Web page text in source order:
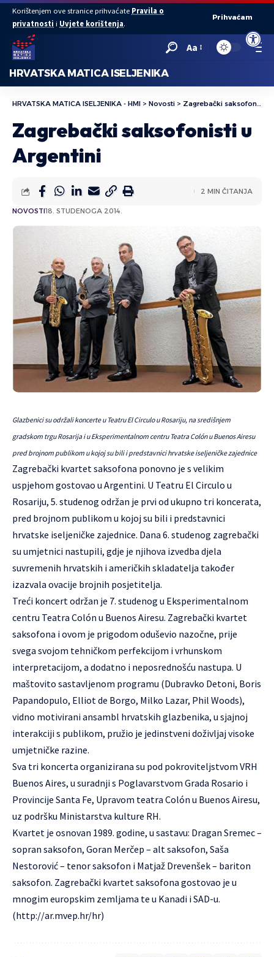
Open
Korištenjem ove stranice prihvaćate Pravila o
privatnosti i Uvjete korištenja.
Prihvaćam
Aa
HRVATSKA MATICA ISELJENIKA
HRVATSKA MATICA ISELJENIKA - HMI > Novosti > Zagrebački saksofonisti u Argentini
Zagrebački saksofonisti u
Argentini
NOVOSTI18. STUDENOGA 2014.
2 MIN ČITANJA
Glazbenici su održali koncerte u Teatru El Circulo u Rosariju, na središnjem
gradskom trgu Rosarija i u Eksperimentalnom centru Teatra Colón u Buenos Airesu
pred brojnom publikom u kojoj su bili i predstavnici hrvatske iseljeničke zajednice
Zagrebački kvartet saksofona ponovno je s velikim
uspjehom gostovao u Argentini. U Teatru El Circulo u
Rosariju, 5. studenog održan je prvi od ukupno tri koncerata,
pred brojnom publikom u kojoj su bili i predstavnici
hrvatske iseljeničke zajednice. Dana 6. studenog zagrebački
su umjetnici nastupili, gdje je njihova izvedba djela
suvremenih hrvatskih i američkih skladatelja također
izazvala ovacije brojnih posjetitelja.
Treći koncert održan je 7. studenog u Eksperimentalnom
centru Teatra Colón u Buenos Airesu. Zagrebački kvartet
saksofona i ovom je prigodom oduševio nazočne, prije
svega svojom tehničkom perfekcijom i vrhunskom
interpretacijom, a dodatno i neposrednošću nastupa. U
maštovito sastavljenom programu (Dubravko Detoni, Boris
Papandopulo, Elliot de Borgo, Milko Lazar, Phil Woods),
vidno motivirani ansambl hrvatskih glazbenika, u sjajnoj
interakciji s publikom, pružio je jedinstveni doživljaj visoke
umjetničke razine.
Sva tri koncerta organizirana su pod pokroviteljstvom VRH
Buenos Aires, u suradnji s Poglavarstvom Grada Rosario i
Provincije Santa Fe, Upravom teatra Colón u Buenos Airesu,
uz podršku Ministarstva kulture RH.
Kvartet je osnovan 1989. godine, u sastavu: Dragan Sremec –
sopran saksofon, Goran Merčep – alt saksofon, Saša
Nestorović – tenor saksofon i Matjaž Drevenšek – bariton
saksofon. Zagrebački kvartet saksofona gostovao je u
mnogim europskim zemljama te u Kanadi i SAD-u.
(http://ar.mvep.hr/hr)